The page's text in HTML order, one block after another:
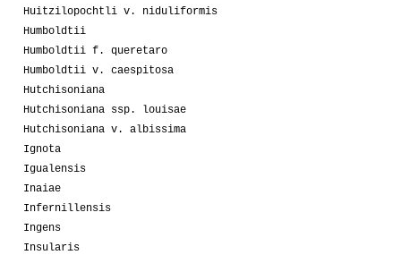
Huitzilopochtli v. niduliformis
Humboldtii
Humboldtii f. queretaro
Humboldtii v. caespitosa
Hutchisoniana
Hutchisoniana ssp. louisae
Hutchisoniana v. albissima
Ignota
Igualensis
Inaiae
Infernillensis
Ingens
Insularis